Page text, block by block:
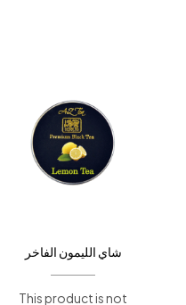
شاي الليمون الفاخر
This product is not